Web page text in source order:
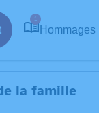
1
Hommages
la famille